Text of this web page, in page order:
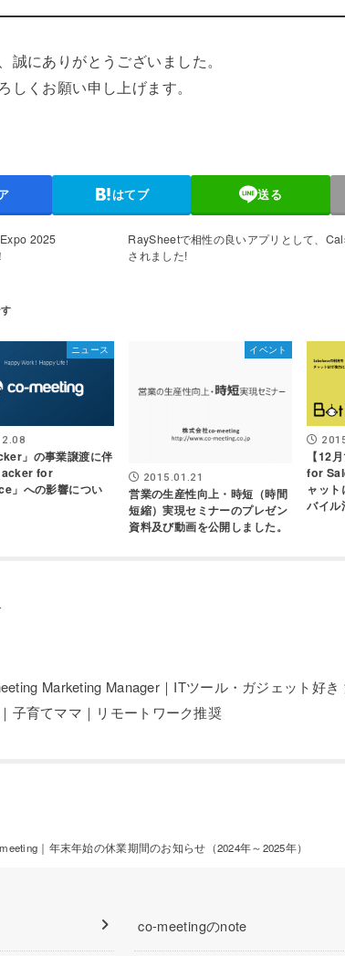
にありがとうございました。
くお願い申し上げます。
はてブ 送る
2025
RaySheetで相性の良いアプリとして、
されました!
ニュース
」の事業譲渡に伴
for
」への影響につい
イベント
2015.01.21
営業の生産性向上・時短（時間
短縮）実現セミナーのプレゼン
資料及び動画を公開しました。
【12
for
ャッ
バイル
Marketing Manager｜ITツール・ガジェット好き
子育てママ｜リモートワーク推奨
｜年末年始の休業期間のお知らせ（2024年～2025年）
co-meetingのnote